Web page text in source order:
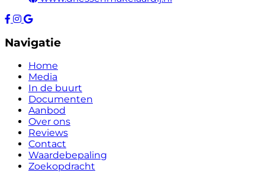
Navigatie
Home
Media
In de buurt
Documenten
Aanbod
Over ons
Reviews
Contact
Waardebepaling
Zoekopdracht